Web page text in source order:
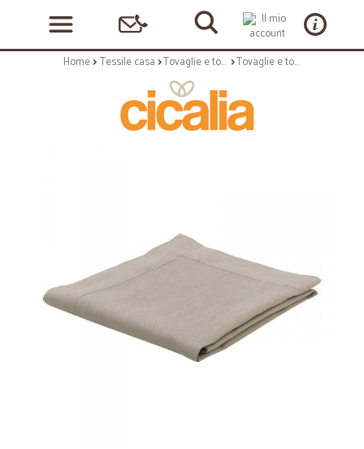
Home Tessile casa Tovaglie e tovagliette Tovaglie e tovagliette: Tovaglia in lino 140x180 cm